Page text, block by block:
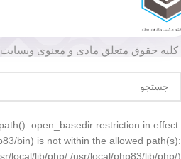
کلیه حقوق متعلق مادی و معنوی
open_basedir restriction in effect.
bin) is not within the allowed path(s):
local/lib/php/:/usr/local/php83/lib/php/)